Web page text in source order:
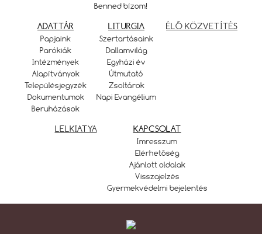
Benned bízom!
ADATTÁR
Papjaink
Parókiák
Intézmények
Alapítványok
Településjegyzék
Dokumentumok
Beruházások
LITURGIA
Szertartásaink
Dallamvilág
Egyházi év
Útmutató
Zsoltárok
Napi Evangélium
ÉLŐ KÖZVETÍTÉS
LELKIATYA KAPCSOLAT
Imresszum
Elérhetőség
Ajánlott oldalak
Visszajelzés
Gyermekvédelmi bejelentés